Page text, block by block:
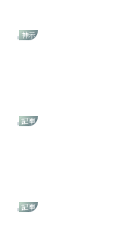
神示
記事
記事